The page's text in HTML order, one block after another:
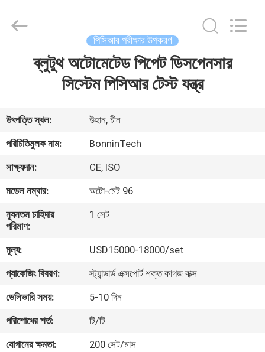
ভিডিও
আমাদের
সম্পর্কে
ভ্রমণ
মান
নিয়ন্ত্রণ
Rights
পিসিআর পরীক্ষার উপকরণ
ব্লুটুথ অটোমেটেড পিপেট ডিসপেনসার
সিস্টেম পিসিআর টেস্ট যন্ত্র
উৎপত্তি স্থল:
উহান, চীন
পরিচিতিমুলক নাম:
BonninTech
সাক্ষ্যদান:
CE, ISO
মডেল নম্বার:
অটো-মেট 96
ন্যূনতম চাহিদার
পরিমাণ:
1 সেট
মূল্য:
USD15000-18000/set
প্যাকেজিং বিবরণ:
স্ট্যান্ডার্ড এক্সপোর্ট শক্ত কাগজ বাক্স
ডেলিভারি সময়:
5-10 দিন
পরিশোধের শর্ত:
টি/টি
যোগানের ক্ষমতা:
200 সেট/মাস